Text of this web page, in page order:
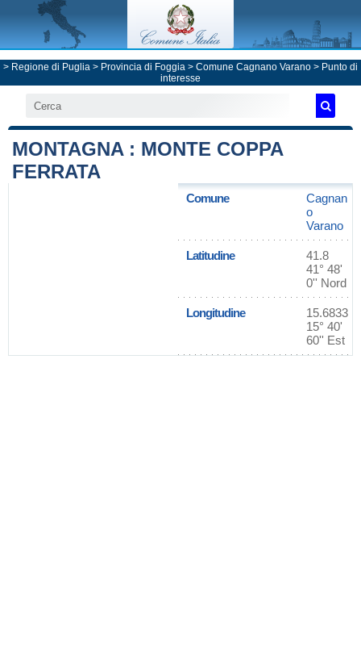
> Regione di Puglia > Provincia di Foggia > Comune Cagnano Varano > Punto di
interesse
MONTAGNA : MONTE COPPA
FERRATA
Comune
Cagnan
o
Varano
Latitudine
41.8
41° 48'
0'' Nord
Longitudine
15.6833
15° 40'
60'' Est